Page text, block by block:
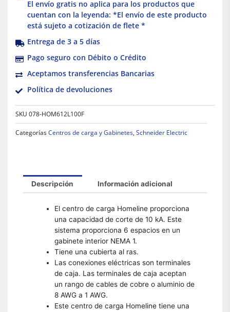
El envío gratis no aplica para los productos que
cuentan con la leyenda: *El envío de este producto
está sujeto a cotización de flete *
Entrega de 3 a 5 días
Pago seguro con Débito o Crédito
Aceptamos transferencias Bancarias
Política de devoluciones
SKU 078-HOM612L100F
CategoríasCentros de carga y Gabinetes, Schneider Electric
Descripción Información adicional
El centro de carga Homeline proporciona
una capacidad de corte de 10 kA. Este
sistema proporciona 6 espacios en un
gabinete interior NEMA 1.
Tiene una cubierta al ras.
Las conexiones eléctricas son terminales
de caja. Las terminales de caja aceptan
un rango de cables de cobre o aluminio de
8 AWG a 1 AWG.
Este centro de carga Homeline tiene una